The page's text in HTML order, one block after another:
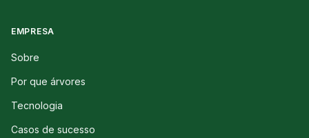
EMPRESA
Sobre
Por que árvores
Tecnologia
Casos de sucesso